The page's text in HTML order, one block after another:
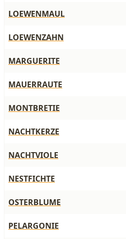
LOEWENMAUL
LOEWENZAHN
MARGUERITE
MAUERRAUTE
MONTBRETIE
NACHTKERZE
NACHTVIOLE
NESTFICHTE
OSTERBLUME
PELARGONIE